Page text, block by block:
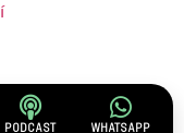
í
PODCAST WHATSAPP